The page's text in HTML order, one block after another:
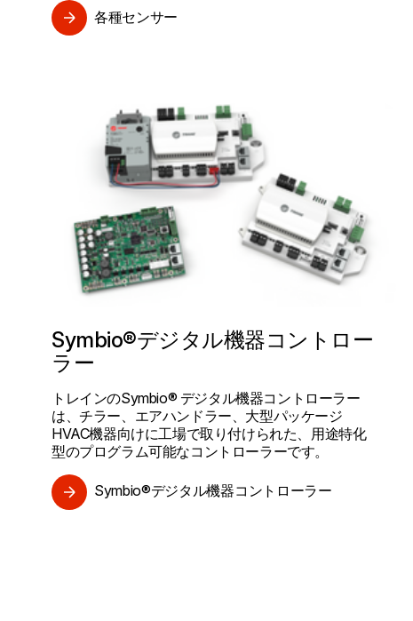
各種センサー
Symbio®デジタル機器コントロー
ラー
トレインのSymbio® デジタル機器コントローラー
は、チラー、エアハンドラー、大型パッケージ
HVAC機器向けに工場で取り付けられた、用途特化
型のプログラム可能なコントローラーです。
Symbio®デジタル機器コントローラー